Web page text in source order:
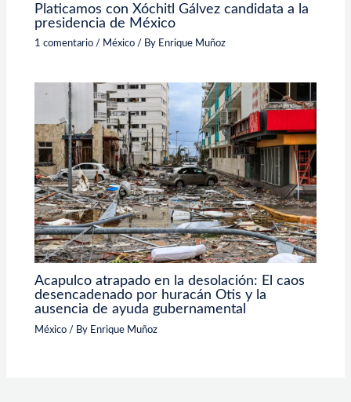
Platicamos con Xóchitl Gálvez candidata a la
presidencia de México
1 comentario / México / By Enrique Muñoz
Acapulco atrapado en la desolación: El caos
desencadenado por huracán Otis y la
ausencia de ayuda gubernamental
México / By Enrique Muñoz